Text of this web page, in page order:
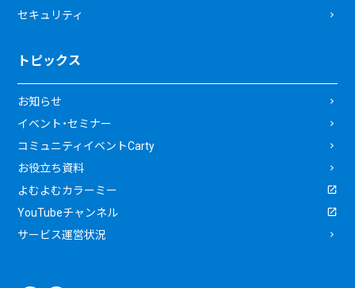
セキュリティ
トピックス
お知らせ
イベント・セミナー
コミュニティイベントCarty
お役立ち資料
よむよむカラーミー
YouTubeチャンネル
サービス運営状況